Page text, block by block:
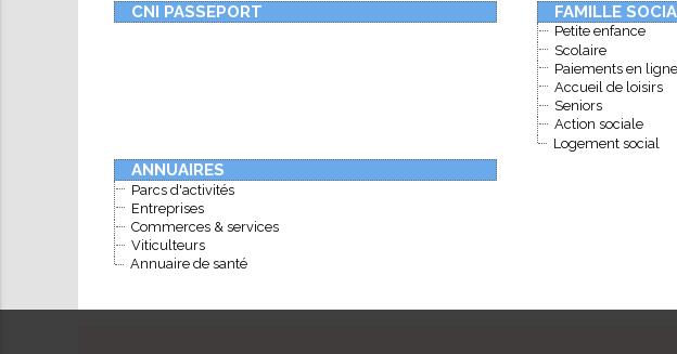
CNI PASSEPORT FAMILLE
Petite enfance
Scolaire
Paiements en ligne
Accueil de loisirs
Seniors
Action sociale
Logement social
ANNUAIRES
Parcs d'activités
Entreprises
Commerces & services
Viticulteurs
Annuaire de santé